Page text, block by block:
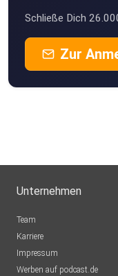
Karlsruhe
Felix1928
Düsseldorf
Schließe Dich
Zur
Unternehmen
Team
Karriere
Impressum
Werben auf podcast.de